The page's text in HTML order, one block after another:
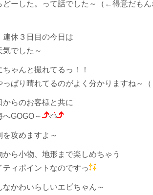
どーした。って話でした～（←得意だも
連休３日目の今日は
気でした～
ちゃんと撮れてるっ！！
っぱり晴れてるのがよく分かりますね～
からのお客様と共に
GOGO～
を攻めますよ～
から小物、地形まで楽しめちゃう
ティポイントなのですっ
なかわいらしいエビちゃん～